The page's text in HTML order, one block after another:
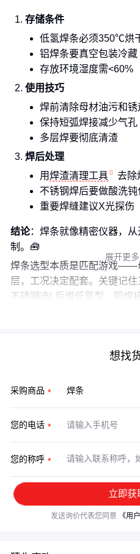
存储条件
低氢焊条必须350℃烘
铝焊条要真空包装冷藏
存放环境湿度需<60%
使用技巧
焊前清除母材油污和锈
保持短弧焊接减少气孔
多层焊要彻底清渣
焊后处理
用焊渣清理工具
去除
不锈钢焊后要做酸洗钝
重要焊缝建议X光探伤
结论：焊条就像精密仪器，
制。🧰
焊条选型本质是匹配游戏——
层，工况决定配套。关键记住
不锈钢选L后缀低氢型，铝焊
展开更
想找
采购商品
您的电话
您的称呼
立即获
发送询价代表您同意 《用